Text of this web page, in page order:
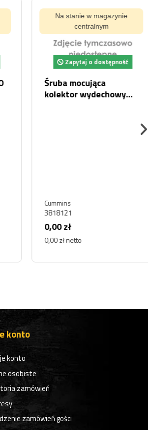
Na stanie w magazynie
centralnym
Zapytaj o dostępność
Śruba mocująca
kolektor wydechowy
Cummins
3818121
0,00 zł
0,00 zł netto
konto
konto
osobiste
zamówień
zamówień gości